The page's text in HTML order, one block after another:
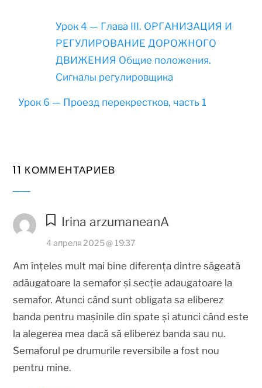
Урок 4 — Глава III. ОРГАНИЗАЦИЯ И
РЕГУЛИРОВАНИЕ ДОРОЖНОГО
ДВИЖЕНИЯ Общие положения.
Сигналы регулировщика
Урок 6 — Проезд перекрестков, часть 1
11 КОММЕНТАРИЕВ
Irina arzumaneanA
4 апреля 2025 @ 19:37
Am înțeles mult mai bine diferența dintre săgeată
adăugatoare la semafor și secție adaugatoare la
semafor. Atunci când sunt obligata sa eliberez
banda pentru mașinile din spate și atunci când este
la alegerea mea dacă să eliberez banda sau nu.
Semaforul pe drumurile reversibile a fost nou
pentru mine.